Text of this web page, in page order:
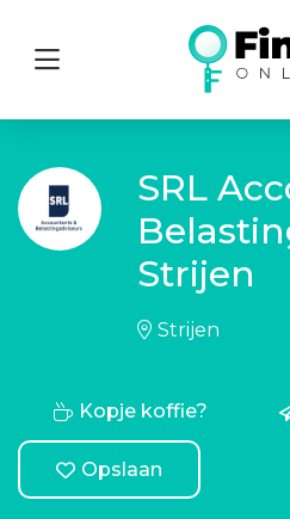
Menu
SRL
Strijen
Strijen
Opslaan
Kopje koffie?